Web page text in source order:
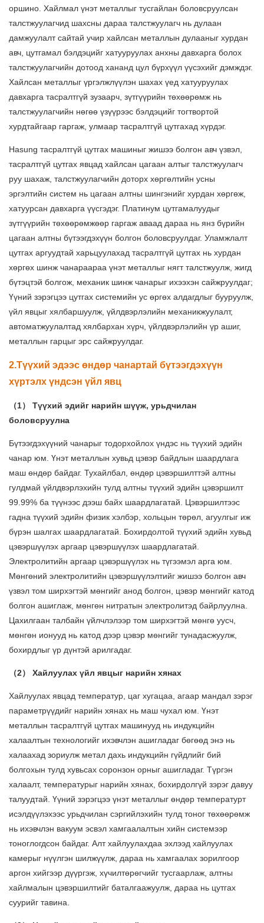
оршино. Хайлмал үнэт металлыг тусгайлан боловсруулсан
талстжуулагчид шахсны дараа талстжуулагч нь дулаан
дамжуулалт сайтай учир хайлсан металлын дулааныг хурдан
авч, цутгамал бэлдэцийг хатууруулах анхны давхарга болох
талстжуулагчийн дотоод хананд цул бүрхүүл үүсэхийг дэмждэг.
Хайлсан металлыг үргэлжлүүлэн шахах үед хатууруулах
давхарга тасралтгүй зузаарч, зүтгүүрийн төхөөрөмж нь
талстжуулагчийн нөгөө үзүүрээс бэлдэцийг тогтвортой
хурдтайгаар гаргаж, улмаар тасралтгүй цутгахад хүрдэг.
Hasung тасралтгүй цутгах машиныг жишээ болгон авч үзвэл,
тасралтгүй цутгах явцад хайлсан цагаан алтыг талстжуулагч
руу шахаж, талстжуулагчийн доторх хөргөлтийн усны
эргэлтийн систем нь цагаан алтны шингэнийг хурдан хөргөж,
хатуурсан давхарга үүсгэдэг. Платинум цутгамалуудыг
зүтгүүрийн төхөөрөмжөөр гаргаж аваад дараа нь янз бүрийн
цагаан алтны бүтээгдэхүүн болгон боловсруулдаг. Уламжлалт
цутгах аргуудтай харьцуулахад тасралтгүй цутгах нь хурдан
хөргөх шинж чанараараа үнэт металлыг нягт талстжуулж, жигд
бүтэцтэй болгож, механик шинж чанарыг ихээхэн сайжруулдаг;
Үүний зэрэгцээ цутгах системийн ус өргөх алдагдлыг бууруулж,
үйл явцыг хялбаршуулж, үйлдвэрлэлийн механикжуулалт,
автоматжуулалтад хялбархан хүрч, үйлдвэрлэлийн үр ашиг,
металлын гарцыг эрс сайжруулдаг.
2.Түүхий эдээс өндөр чанартай бүтээгдэхүүн
хүртэлх үндсэн үйл явц
（1） Түүхий эдийг нарийн шүүж, урьдчилан
боловсруулна
Бүтээгдэхүүний чанарыг тодорхойлох үндэс нь түүхий эдийн
чанар юм. Үнэт металлын хувьд цэвэр байдлын шаардлага
маш өндөр байдаг. Тухайлбал, өндөр цэвэршилттэй алтны
гулдмай үйлдвэрлэхийн тулд алтны түүхий эдийн цэвэршилт
99.99% ба түүнээс дээш байх шаардлагатай. Цэвэршилтээс
гадна түүхий эдийн физик хэлбэр, хольцын төрөл, агуулгыг иж
бүрэн шалгах шаардлагатай. Бохирдолтой түүхий эдийн хувьд
цэвэршүүлэх аргаар цэвэршүүлэх шаардлагатай.
Электролитийн аргаар цэвэршүүлэх нь түгээмэл арга юм.
Мөнгөний электролитийн цэвэршүүлэлтийг жишээ болгон авч
үзвэл том ширхэгтэй мөнгийг анод болгон, цэвэр мөнгийг катод
болгон ашиглаж, мөнгөн нитратын электролитэд байрлуулна.
Цахилгаан талбайн үйлчлэлээр том ширхэгтэй мөнгө уусч,
мөнгөн ионууд нь катод дээр цэвэр мөнгийг тунадасжуулж,
бохирдлыг үр дүнтэй арилгадаг.
（2） Хайлуулах үйл явцыг нарийн хянах
Хайлуулах явцад температур, цаг хугацаа, агаар мандал зэрэг
параметрүүдийг нарийн хянах нь маш чухал юм. Үнэт
металлын тасралтгүй цутгах машинууд нь индукцийн
халаалтын технологийг ихэвчлэн ашигладаг бөгөөд энэ нь
халаахад зориулж метал дахь индукцийн гүйдлийг бий
болгохын тулд хувьсах соронзон орныг ашигладаг. Түргэн
халаалт, температурыг нарийн хянах, бохирдолгүй зэрэг давуу
талуудтай. Үүний зэрэгцээ үнэт металлыг өндөр температурт
исэлдүүлэхээс урьдчилан сэргийлэхийн тулд тоног төхөөрөмж
нь ихэвчлэн вакуум эсвэл хамгаалалтын хийн системээр
тоноглогдсон байдаг. Алт хайлуулахдаа эхлээд хайлуулах
камерыг нүүлгэн шилжүүлж, дараа нь хамгаалах зорилгоор
аргон хийгээр дүүргэж, хүчилтөрөгчийг тусгаарлаж, алтны
хайлмалын цэвэршилтийг баталгаажуулж, дараа нь цутгах
суурийг тавина.